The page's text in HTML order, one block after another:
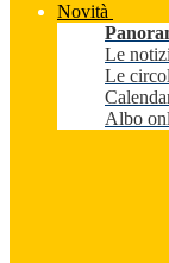
Novità
Le
Le
Albo